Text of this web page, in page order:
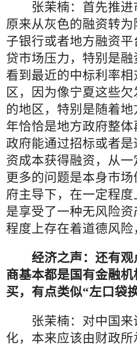
张茉楠：首先推进
原来从灰色的融资转
子银行或者地方融资
贷市场压力，特别是
看到最近的中标利率
区，因为像宁夏这些
的地区，特别是随着
年恰恰是地方政府整
政府能通过招标或者
资成本获得融资，从
更多的问题是本身市
府主导下，在一定程
是享受了一种无风险
程度上存在着道德风
经济之声：还有
商基本都是国有金融
买，有点类似“左口袋
张茉楠：对中国来
化，本来应该由财政